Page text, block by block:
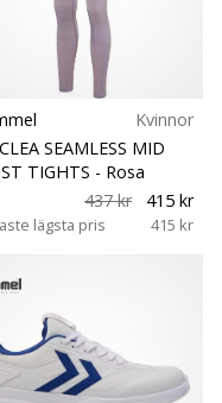
Kvinnor
SEAMLESS MID
TIGHTS - Rosa
437 kr
415 kr
lägsta pris 415 kr